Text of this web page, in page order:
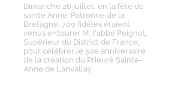
Dimanche 26 juillet, en la fête de
sainte Anne, Patronne de la
Bretagne, 700 fidèles étaient
venus entourer M. l'abbé Peignot,
Supérieur du District de France,
pour célébrer le 50e anniversaire
de la création du Prieuré Sainte-
Anne de Lanvallay